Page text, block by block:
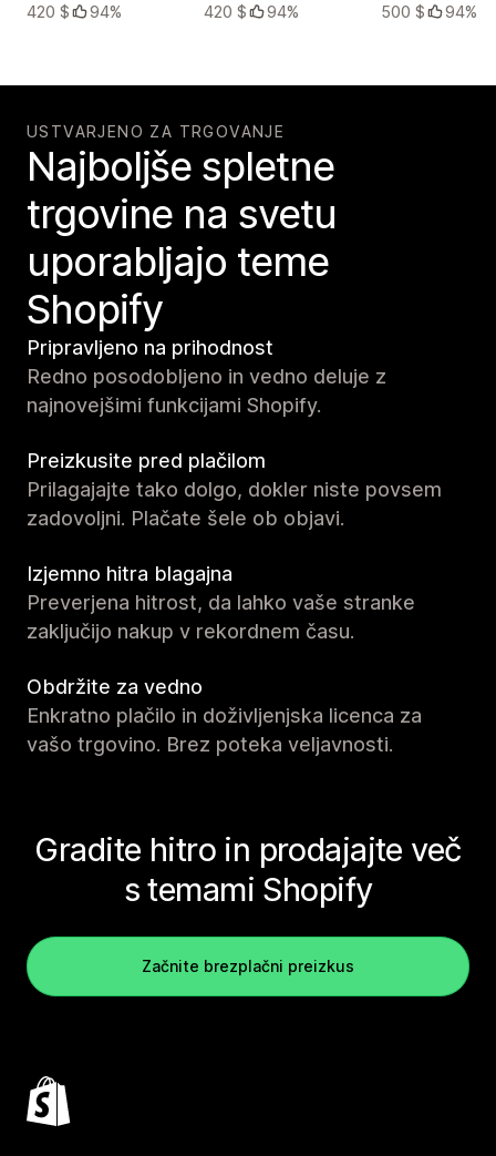
420 $
94%
420 $
94%
500 $
94%
USTVARJENO ZA TRGOVANJE
Najboljše spletne
trgovine na svetu
uporabljajo teme
Shopify
Pripravljeno na prihodnost
Redno posodobljeno in vedno deluje z
najnovejšimi funkcijami Shopify.
Preizkusite pred plačilom
Prilagajajte tako dolgo, dokler niste povsem
zadovoljni. Plačate šele ob objavi.
Izjemno hitra blagajna
Preverjena hitrost, da lahko vaše stranke
zaključijo nakup v rekordnem času.
Obdržite za vedno
Enkratno plačilo in doživljenjska licenca za
vašo trgovino. Brez poteka veljavnosti.
Gradite hitro in prodajajte več
s temami Shopify
Začnite brezplačni preizkus